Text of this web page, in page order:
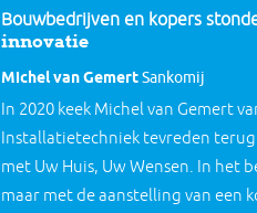
Bouwbedrijven en kopers
innovatie
Michel van GemertSankomij
In 2020 keek Michel van Gemert
Installatietechniek tevreden
met Uw Huis, Uw Wensen. In het
maar met de aanstelling van een